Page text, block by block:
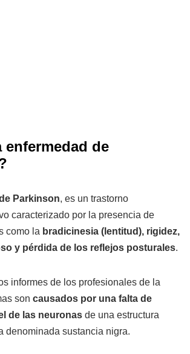
enfermedad de
Parkinson, es un trastorno
caracterizado por la presencia de
como la bradicinesia (lentitud), rigidez,
y pérdida de los reflejos posturales.
informes de los profesionales de la
son causados por una falta de
de las neuronas de una estructura
denominada sustancia nigra.